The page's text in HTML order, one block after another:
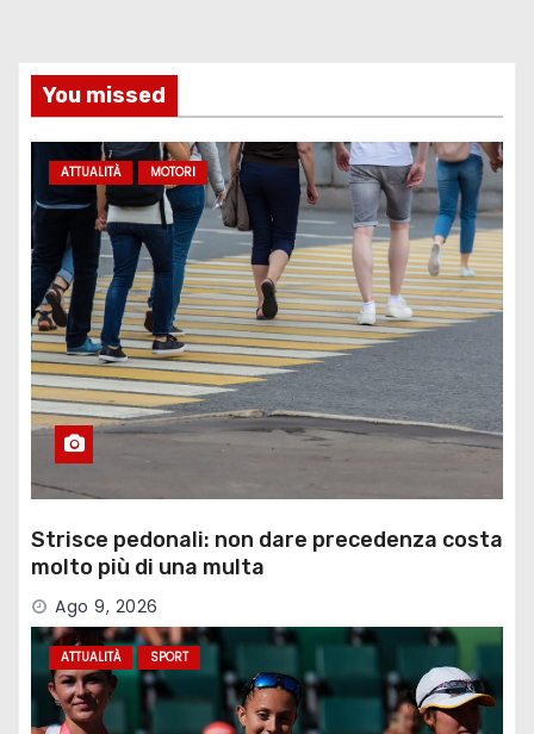
You missed
ATTUALITÀ MOTORI
Strisce pedonali: non dare precedenza costa
molto più di una multa
Ago 9, 2026
ATTUALITÀ SPORT